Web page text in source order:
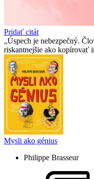
Pridať citát
Úspech je nebezpečný.
riskantnejšie ako kopírovať
Mysli ako génius
Philippe Brasseur